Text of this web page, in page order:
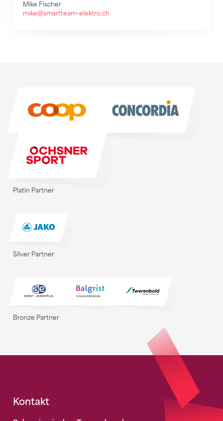
Mike Fischer
mike@smartteam-elektro.ch
Platin Partner
Silver Partner
Bronze Partner
Fusszeile
Kontakt